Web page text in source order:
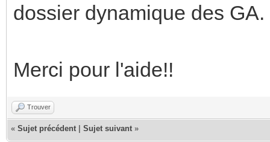
dossier dynamique des GA.
Merci pour l'aide!!
Trouver
« Sujet précédent Sujet suivant »